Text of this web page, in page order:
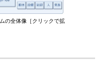
の全体像［クリックで拡